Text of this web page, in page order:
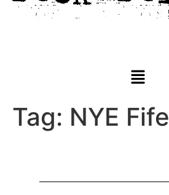
Tag: NYE Fife